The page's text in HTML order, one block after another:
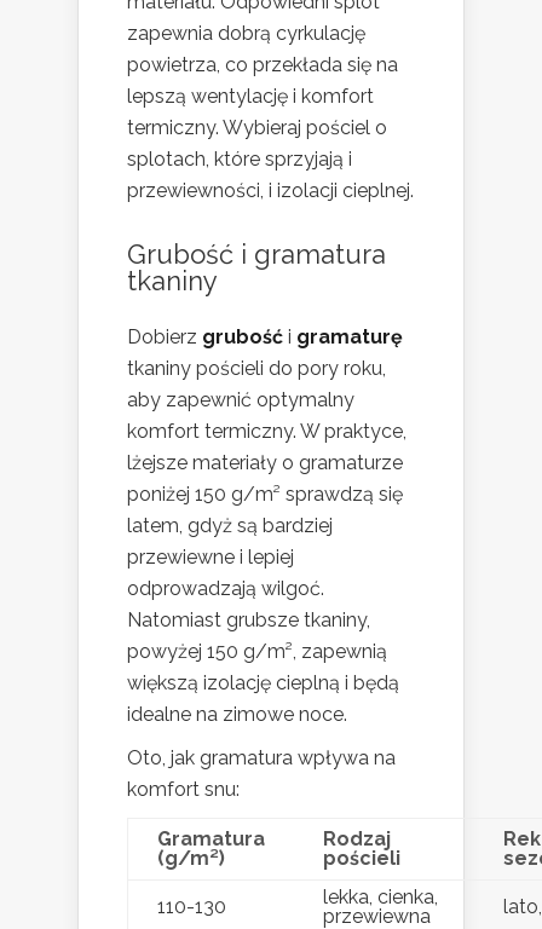
zapewnia dobrą cyrkulację
powietrza, co przekłada się na
lepszą wentylację i komfort
termiczny. Wybieraj pościel o
splotach, które sprzyjają i
przewiewności, i izolacji cieplnej.
Grubość i gramatura
tkaniny
Dobierz grubość i gramaturę
tkaniny pościeli do pory roku,
aby zapewnić optymalny
komfort termiczny. W praktyce,
lżejsze materiały o gramaturze
poniżej 150 g/m² sprawdzą się
latem, gdyż są bardziej
przewiewne i lepiej
odprowadzają wilgoć.
Natomiast grubsze tkaniny,
powyżej 150 g/m², zapewnią
większą izolację cieplną i będą
idealne na zimowe noce.
Oto, jak gramatura wpływa na
komfort snu:
Gramatura
(g/m²)
Rodzaj
pościeli
110-130
lekka, cienka,
przewiewna